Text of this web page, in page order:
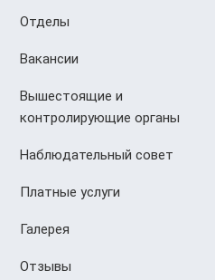
Отделы
Вакансии
Вышестоящие и
контролирующие органы
Наблюдательный совет
Платные услуги
Галерея
Отзывы